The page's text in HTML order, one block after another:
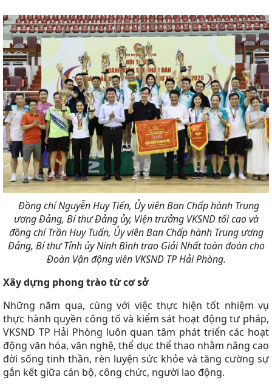
Đồng chí Nguyễn Huy Tiến, Ủy viên Ban Chấp hành Trung
ương Đảng, Bí thư Đảng ủy, Viện trưởng VKSND tối cao và
đồng chí Trần Huy Tuấn, Ủy viên Ban Chấp hành Trung ương
Đảng, Bí thư Tỉnh ủy Ninh Bình trao Giải Nhất toàn đoàn cho
Đoàn Vận động viên VKSND TP Hải Phòng.
Xây dựng phong trào từ cơ sở
Những năm qua, cùng với việc thực hiện tốt nhiệm vụ
thực hành quyền công tố và kiểm sát hoạt động tư pháp,
VKSND TP Hải Phòng luôn quan tâm phát triển các hoạt
động văn hóa, văn nghệ, thể dục thể thao nhằm nâng cao
đời sống tinh thần, rèn luyện sức khỏe và tăng cường sự
gắn kết giữa cán bộ, công chức, người lao động.